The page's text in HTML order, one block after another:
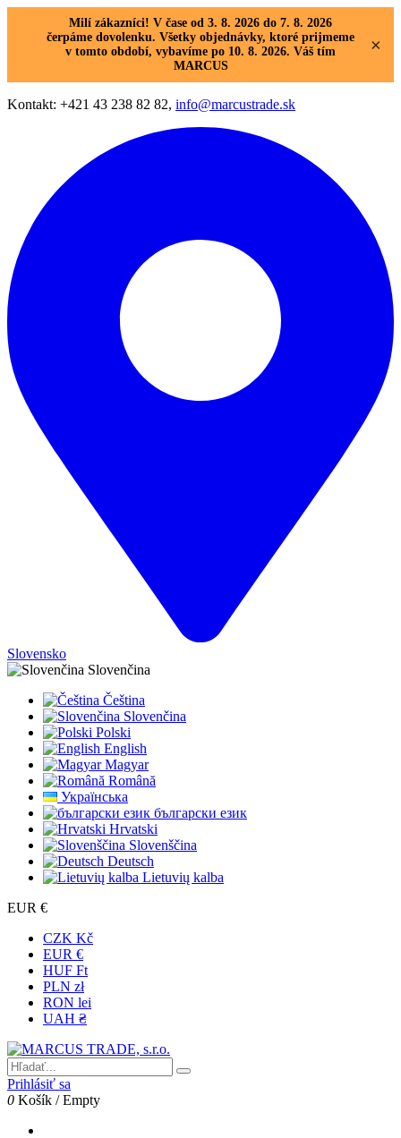
Milí zákazníci! V čase od 3. 8. 2026 do 7. 8. 2026
čerpáme dovolenku. Všetky objednávky, ktoré prijmeme
v tomto období, vybavíme po 10. 8. 2026. Váš tím
MARCUS
×
Kontakt: +421 43 238 82 82, info@marcustrade.sk
Slovensko
Slovenčina
Čeština
Slovenčina
Polski
English
Magyar
Română
Українська
български език
Hrvatski
Slovenščina
Deutsch
Lietuvių kalba
EUR €
CZK Kč
EUR €
HUF Ft
PLN zł
RON lei
UAH ₴
Prihlásiť sa
0 Košík /Empty